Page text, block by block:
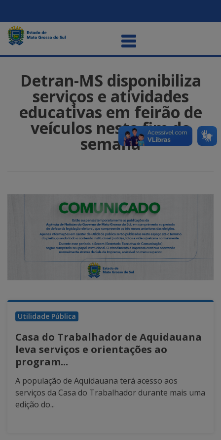
Detran-MS disponibiliza
serviços e atividades
educativas em feirão de
veículos neste fim de
semana
Utilidade Pública
Casa do Trabalhador de Aquidauana
leva serviços e orientações ao
program...
A população de Aquidauana terá acesso aos
serviços da Casa do Trabalhador durante mais uma
edição do...